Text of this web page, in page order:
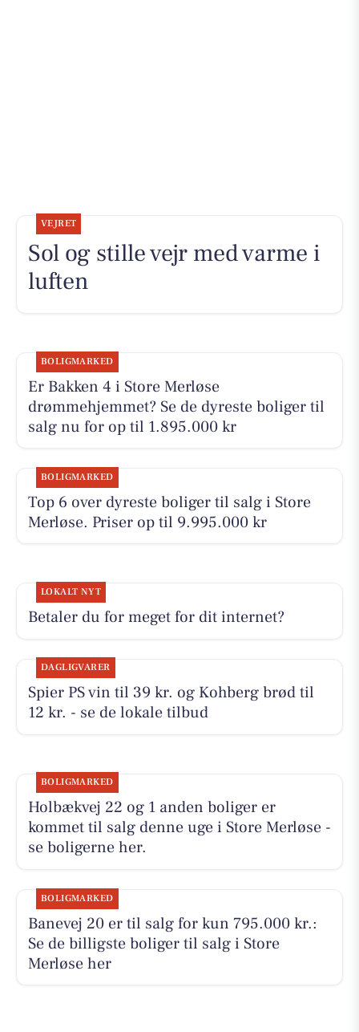
VEJRET
Sol og stille vejr med varme i
luften
BOLIGMARKED
Er Bakken 4 i Store Merløse
drømmehjemmet? Se de dyreste boliger til
salg nu for op til 1.895.000 kr
BOLIGMARKED
Top 6 over dyreste boliger til salg i Store
Merløse. Priser op til 9.995.000 kr
LOKALT NYT
Betaler du for meget for dit internet?
DAGLIGVARER
Spier PS vin til 39 kr. og Kohberg brød til
12 kr. - se de lokale tilbud
BOLIGMARKED
Holbækvej 22 og 1 anden boliger er
kommet til salg denne uge i Store Merløse -
se boligerne her.
BOLIGMARKED
Banevej 20 er til salg for kun 795.000 kr.:
Se de billigste boliger til salg i Store
Merløse her